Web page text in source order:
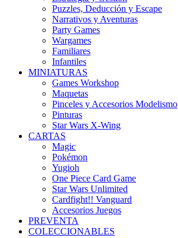
Puzzles, Deducción y Escape
Narrativos y Aventuras
Party Games
Wargames
Familiares
Infantiles
MINIATURAS
Games Workshop
Maquetas
Pinceles y Accesorios Modelismo
Pinturas
Star Wars X-Wing
CARTAS
Magic
Pokémon
Yugioh
One Piece Card Game
Star Wars Unlimited
Cardfight!! Vanguard
Accesorios Juegos
PREVENTA
COLECCIONABLES